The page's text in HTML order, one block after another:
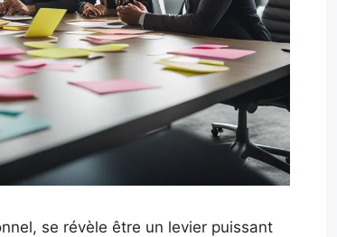
se révèle être un levier puissant